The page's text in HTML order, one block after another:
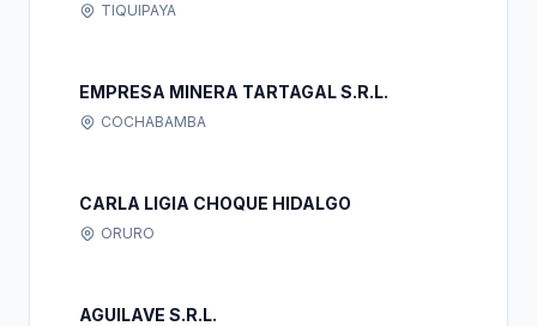
TIQUIPAYA
EMPRESA MINERA TARTAGAL S.R.L.
COCHABAMBA
CARLA LIGIA CHOQUE HIDALGO
ORURO
AGUILAVE S.R.L.